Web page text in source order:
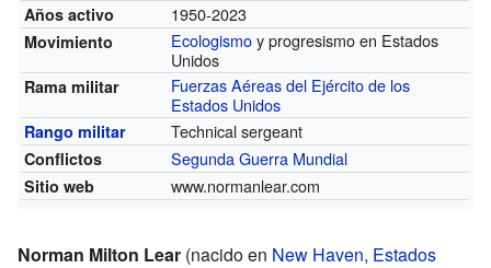
Años activo 1950-2023
Movimiento Ecologismoy progresismo en Estados
Unidos
Rama militar
Fuerzas Aéreas del Ejército de los
Estados Unidos
Rango militar Technical sergeant
Conflictos Segunda Guerra Mundial
Sitio web www.normanlear.com
Norman Milton Lear (nacido en New Haven, Estados